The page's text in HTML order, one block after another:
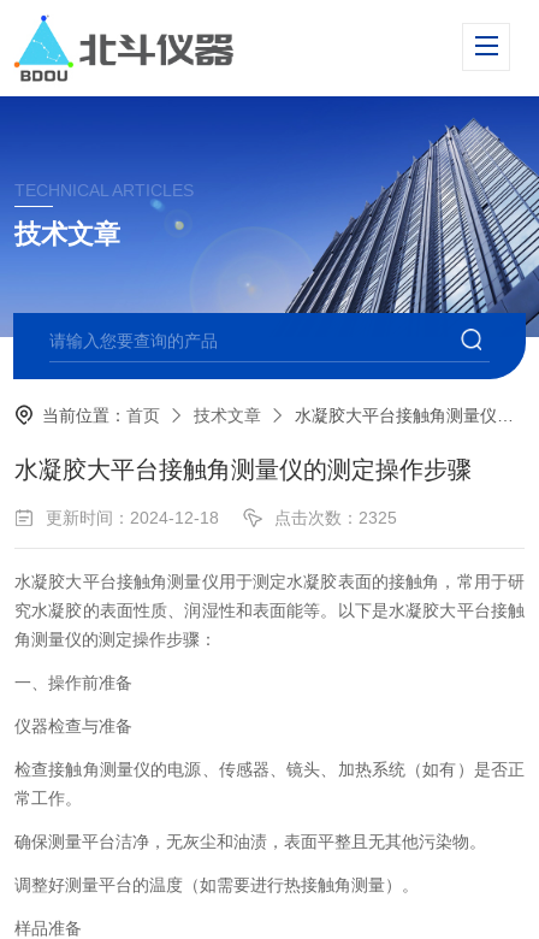
TECHNICAL ARTICLES
技术文章
当前位置：首页 技术文章 水凝胶大平台接触角测量仪的测定操作步骤
水凝胶大平台接触角测量仪的测定操作步骤
更新时间：2024-12-18 点击次数：2325
水凝胶大平台接触角测量仪用于测定水凝胶表面的接触角，常用于研
究水凝胶的表面性质、润湿性和表面能等。以下是水凝胶大平台接触
角测量仪的测定操作步骤：
一、操作前准备
仪器检查与准备
检查接触角测量仪的电源、传感器、镜头、加热系统（如有）是否正
常工作。
确保测量平台洁净，无灰尘和油渍，表面平整且无其他污染物。
调整好测量平台的温度（如需要进行热接触角测量）。
样品准备